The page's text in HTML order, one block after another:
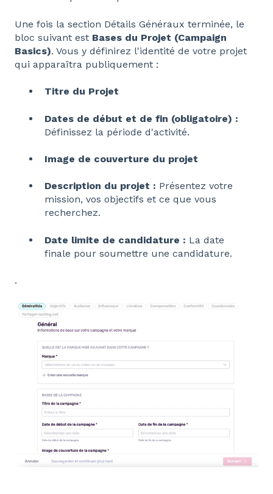
Une fois la section Détails Généraux terminée, le
bloc suivant est Bases du Projet (Campaign
Basics). Vous y définirez l'identité de votre projet
qui apparaîtra publiquement :
Titre du Projet
Dates de début et de fin (obligatoire) :
Définissez la période d'activité.
Image de couverture du projet
Description du projet : Présentez votre
mission, vos objectifs et ce que vous
recherchez.
Date limite de candidature : La date
finale pour soumettre une candidature.
.